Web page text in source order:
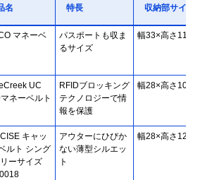
名 特長 収納部サイズ
マネーベ
パスポートも収ま
るサイズ
幅33×高さ11cm
UC
ネーベルト
RFIDブロッキング
テクノロジーで情
報を保護
幅28×高さ10cm
キャッ
ルト シング
ーサイズ
アウターにひびか
ない薄型シルエッ
ト
幅28×高さ12cm